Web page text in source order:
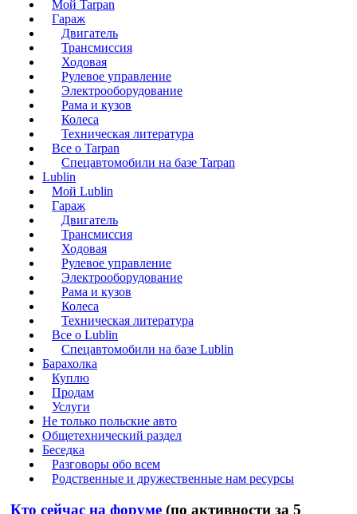
Мой Tarpan
Гараж
Двигатель
Трансмиссия
Ходовая
Рулевое управление
Электрооборудование
Рама и кузов
Колеса
Техническая литература
Все о Tarpan
Спецавтомобили на базе Tarpan
Lublin
Мой Lublin
Гараж
Двигатель
Трансмиссия
Ходовая
Рулевое управление
Электрооборудование
Рама и кузов
Колеса
Техническая литература
Все о Lublin
Спецавтомобили на базе Lublin
Барахолка
Куплю
Продам
Услуги
Не только польские авто
Общетехнический раздел
Беседка
Разговоры обо всем
Родственные и дружественные нам ресурсы
Кто сейчас на форуме (по активности за 5